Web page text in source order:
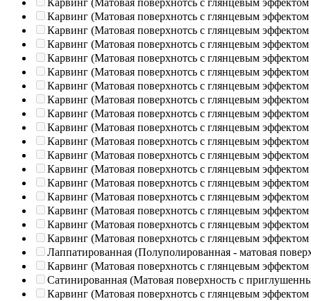
Карвинг (Матовая поверхнотсь с глянцевым эффектом
Карвинг (Матовая поверхнотсь с глянцевым эффектом
Карвинг (Матовая поверхнотсь с глянцевым эффектом
Карвинг (Матовая поверхнотсь с глянцевым эффектом
Карвинг (Матовая поверхнотсь с глянцевым эффектом
Карвинг (Матовая поверхнотсь с глянцевым эффектом
Карвинг (Матовая поверхнотсь с глянцевым эффектом
Карвинг (Матовая поверхнотсь с глянцевым эффектом
Карвинг (Матовая поверхнотсь с глянцевым эффектом
Карвинг (Матовая поверхнотсь с глянцевым эффектом
Карвинг (Матовая поверхнотсь с глянцевым эффектом
Карвинг (Матовая поверхнотсь с глянцевым эффектом
Карвинг (Матовая поверхнотсь с глянцевым эффектом
Карвинг (Матовая поверхнотсь с глянцевым эффектом
Карвинг (Матовая поверхнотсь с глянцевым эффектом
Карвинг (Матовая поверхнотсь с глянцевым эффектом
Карвинг (Матовая поверхнотсь с глянцевым эффектом
Карвинг (Матовая поверхнотсь с глянцевым эффектом
Лаппатированная (Полуполированная - матовая
Карвинг (Матовая поверхнотсь с глянцевым эффектом
Сатинированная (Матовая поверхность с
Карвинг (Матовая поверхнотсь с глянцевым эффектом